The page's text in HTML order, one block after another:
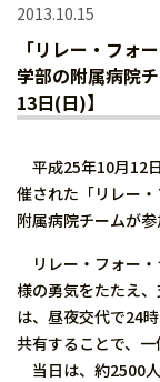
2013.10.15
「リレー・フォ
学部の附属病院
13日(日)】
平成25年10月12
催された「リレー
附属病院チームが参
リレー・フォー
様の勇気をたたえ
は、昼夜交代で24
共有することで、一
当日は、約2500